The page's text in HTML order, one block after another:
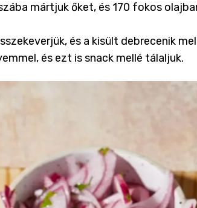
mártjuk őket, és 170 fokos
és a kisült debrecenik
és ezt is snack mellé tálaljuk.